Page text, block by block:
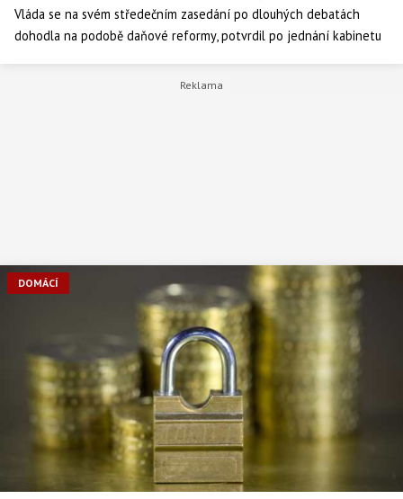
Vláda se na svém středečním zasedání po dlouhých debatách
dohodla na podobě daňové reformy, potvrdil po jednání kabinetu
zvýhodněné, ale ministři se na druhou stranu shodli na zavedení
DOMÁCÍ